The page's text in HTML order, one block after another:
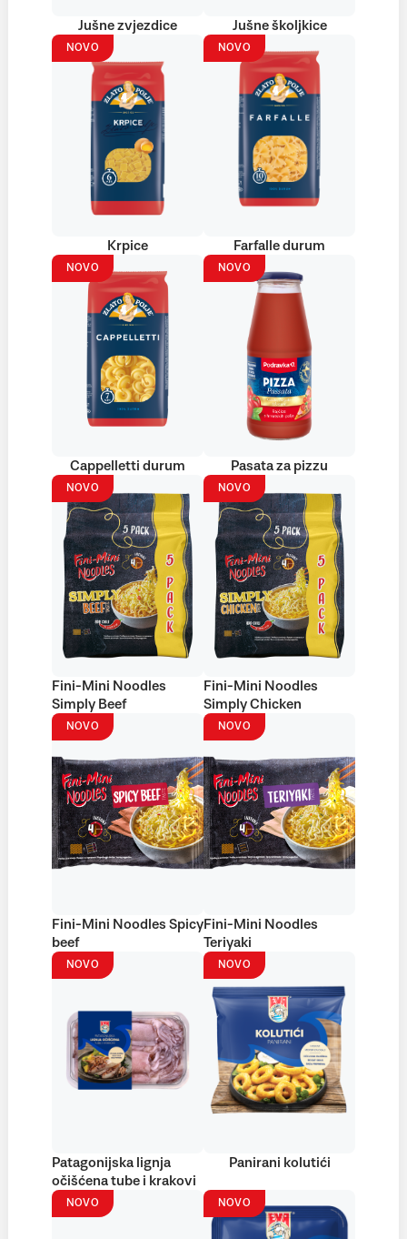
Jušne zvjezdice Jušne školjkice
NOVO
Krpice
NOVO
Farfalle durum
NOVO
Cappelletti durum
NOVO
Pasata za pizzu
NOVO
Fini-Mini Noodles
Simply Beef
NOVO
Fini-Mini Noodles
Simply Chicken
NOVO
Fini-Mini Noodles Spicy
beef
NOVO
Fini-Mini Noodles
Teriyaki
NOVO
Patagonijska lignja
očišćena tube i krakovi
NOVO
Panirani kolutići
NOVO NOVO